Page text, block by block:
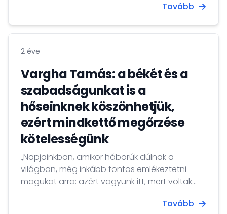
kutatók/elemzők, illetve frissen végzett,Tovább
2 éve
Vargha Tamás: a békét és a
szabadságunkat is a
hőseinknek köszönhetjük,
ezért mindkettő megőrzése
kötelességünk
„Napjainkban, amikor háborúk dúlnak a
világban, még inkább fontos emlékeztetni
magukat arra: azért vagyunk itt, mert voltak
köszönhetjük, ezért mindkettő megőrzése
Tovább